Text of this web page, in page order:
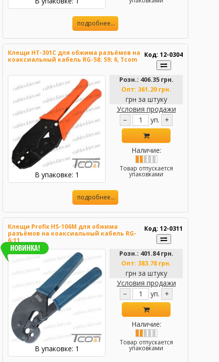
подробнее...
Клещи HT-301C для обжима разъёмов на
коаксиальный кабель RG-58; 59; 6, Tcom
Код: 12-0304
В упаковке: 1
Розн.: 406.35 грн.
Опт: 361.20 грн.
грн за штуку
Условия продажи
−
уп. +
Наличие:
Товар отпускается
упаковками
подробнее...
Клещи Profix HS-106M для обжима
разъёмов на коаксиальный кабель RG-
6;11
Код: 12-0311
В упаковке: 1
Розн.: 401.84 грн.
Опт: 383.78 грн.
грн за штуку
Условия продажи
−
уп. +
Наличие:
Товар отпускается
упаковками